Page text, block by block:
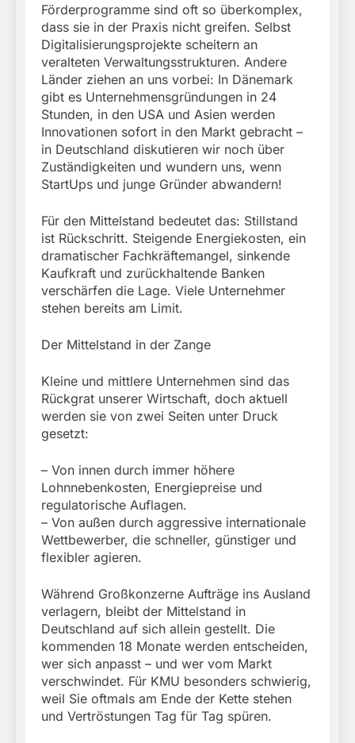
Förderprogramme sind oft so überkomplex,
dass sie in der Praxis nicht greifen. Selbst
Digitalisierungsprojekte scheitern an
veralteten Verwaltungsstrukturen. Andere
Länder ziehen an uns vorbei: In Dänemark
gibt es Unternehmensgründungen in 24
Stunden, in den USA und Asien werden
Innovationen sofort in den Markt gebracht –
in Deutschland diskutieren wir noch über
Zuständigkeiten und wundern uns, wenn
StartUps und junge Gründer abwandern!
Für den Mittelstand bedeutet das: Stillstand
ist Rückschritt. Steigende Energiekosten, ein
dramatischer Fachkräftemangel, sinkende
Kaufkraft und zurückhaltende Banken
verschärfen die Lage. Viele Unternehmer
stehen bereits am Limit.
Der Mittelstand in der Zange
Kleine und mittlere Unternehmen sind das
Rückgrat unserer Wirtschaft, doch aktuell
werden sie von zwei Seiten unter Druck
gesetzt:
– Von innen durch immer höhere
Lohnnebenkosten, Energiepreise und
regulatorische Auflagen.
– Von außen durch aggressive internationale
Wettbewerber, die schneller, günstiger und
flexibler agieren.
Während Großkonzerne Aufträge ins Ausland
verlagern, bleibt der Mittelstand in
Deutschland auf sich allein gestellt. Die
kommenden 18 Monate werden entscheiden,
wer sich anpasst – und wer vom Markt
verschwindet. Für KMU besonders schwierig,
weil Sie oftmals am Ende der Kette stehen
und Vertröstungen Tag für Tag spüren.